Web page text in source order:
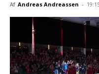
Af Andreas Andreassen -